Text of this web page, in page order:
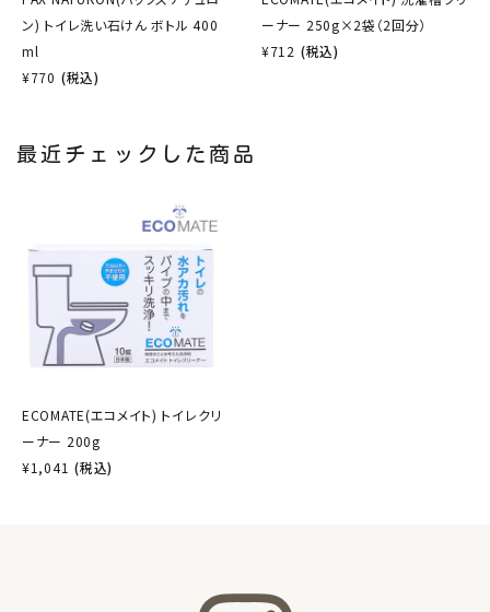
ン) トイレ洗い石けん ボトル 400
ml
¥770 (税込)
ーナー 250g×2袋（2回分）
¥712 (税込)
最近チェックした商品
ECOMATE(エコメイト) トイレクリ
ーナー 200g
¥1,041 (税込)